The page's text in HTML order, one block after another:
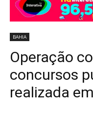
BAHIA
Operação
concursos
realizada